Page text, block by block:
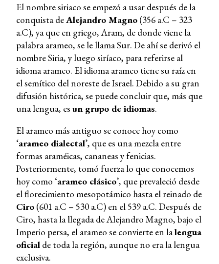
El nombre siriaco se empezó a usar después de la
conquista deAlejandro Magno(356 a.C – 323
a.C), ya que en griego, Aram, de donde viene la
palabra arameo, se le llama Sur. De ahí se derivó el
nombre Siria, y luego siríaco, para referirse al
idioma arameo. El idioma arameo tiene su raíz en
el semítico del noreste de Israel. Debido a su gran
difusión histórica, se puede concluir que, más que
una lengua, es un grupo de idiomas.
El arameo más antiguo se conoce hoy como
‘arameo dialectal’, que es una mezcla entre
formas araméicas, cananeas y fenicias.
Posteriormente, tomó fuerza lo que conocemos
hoy como ‘arameo clásico’, que prevaleció desde
el florecimiento mesopotámico hasta el reinado de
Ciro(601 a.C – 530 a.C) en el 539 a.C. Después de
Ciro, hasta la llegada de Alejandro Magno, bajo el
Imperio persa, el arameo se convierte en lalengua
oficialde toda la región, aunque no era la lengua
exclusiva.